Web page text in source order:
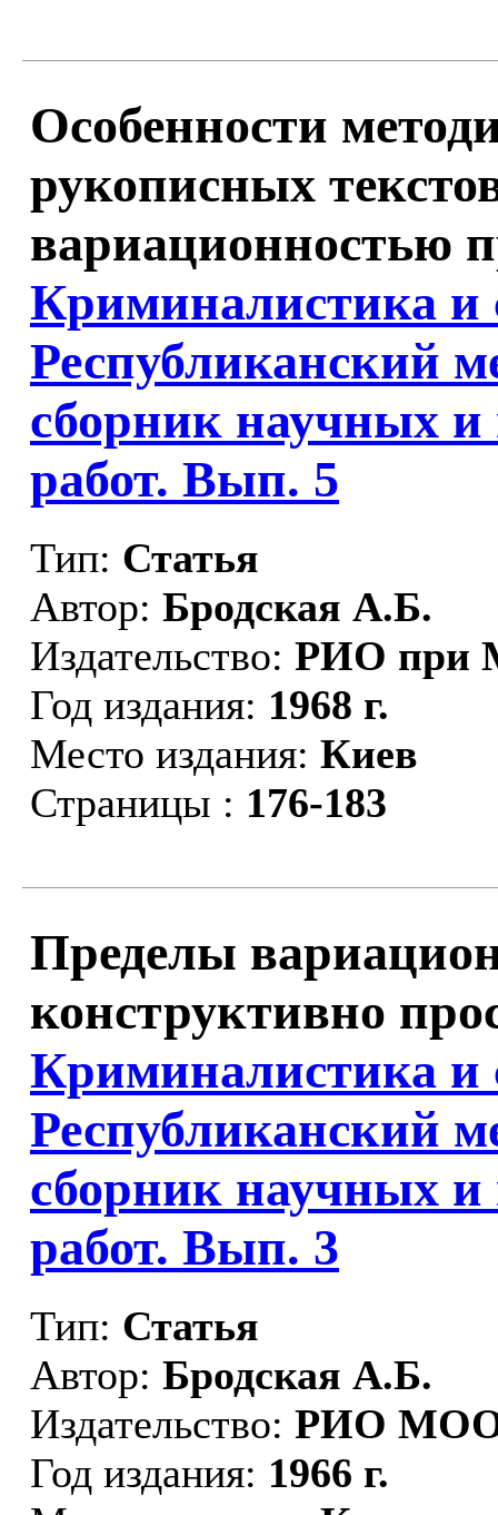
Особенности
рукописных
вариационностью
Криминалистика и
Республиканский
сборник научных и
работ. Вып. 5
Тип: Статья
Автор: Бродская А.Б.
Издательство: РИО
Год издания: 1968 г.
Место издания: Киев
Страницы : 176-183
Пределы
конструктивно
Криминалистика и
Республиканский
сборник научных и
работ. Вып. 3
Тип: Статья
Автор: Бродская А.Б.
Издательство: РИО
Год издания: 1966 г.